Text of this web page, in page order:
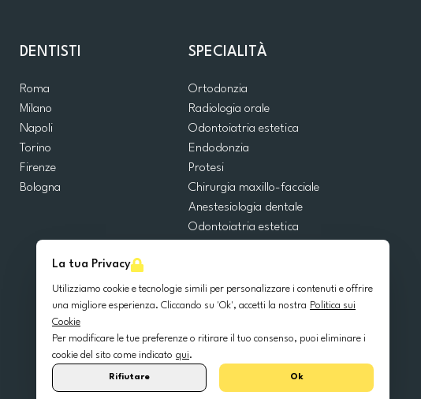
La tua Privacy
Utilizziamo cookie e tecnologie simili per personalizzare i contenuti e offrire
una migliore esperienza. Cliccando su 'Ok', accetti la nostra Politica sui
Cookie
Per modificare le tue preferenze o ritirare il tuo consenso, puoi eliminare i
cookie del sito come indicato qui.
Rifiutare Ok
DENTISTI
Roma
Milano
Napoli
Torino
Firenze
Bologna
SPECIALITÀ
Ortodonzia
Radiologia orale
Odontoiatria estetica
Endodonzia
Protesi
Chirurgia maxillo-facciale
Anestesiologia dentale
Odontoiatria estetica
Odontoiatria pediatrica
Chirurgia orale
Parodontologia